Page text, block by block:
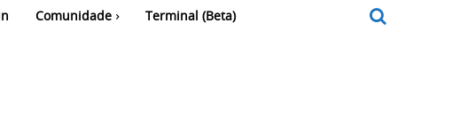
Comunidade Terminal (Beta)